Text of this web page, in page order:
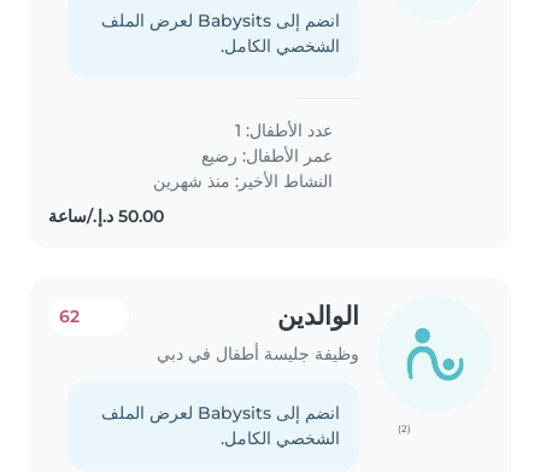
انضم إلى Babysits لعرض الملف
الشخصي الكامل.
عدد الأطفال: 1
عمر الأطفال: رضيع
النشاط الأخير: منذ شهرين
(2)
الوالدين
وظيفة جليسة أطفال في دبي
62
انضم إلى Babysits لعرض الملف
الشخصي الكامل.